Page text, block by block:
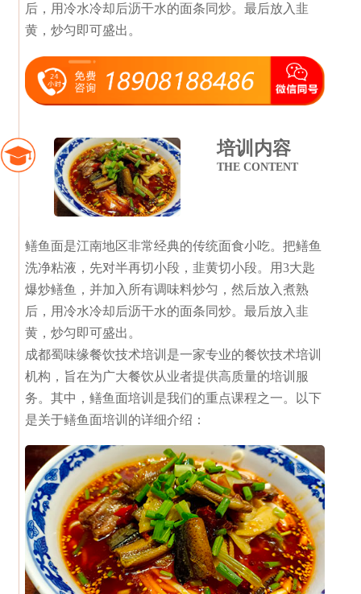
后，用冷水冷却后沥干水的面条同炒。最后放入韭
黄，炒匀即可盛出。
培训内容
THE CONTENT
鳝鱼面是江南地区非常经典的传统面食小吃。把鳝鱼
洗净粘液，先对半再切小段，韭黄切小段。用3大匙
爆炒鳝鱼，并加入所有调味料炒匀，然后放入煮熟
后，用冷水冷却后沥干水的面条同炒。最后放入韭
黄，炒匀即可盛出。
成都蜀味缘餐饮技术培训是一家专业的餐饮技术培训
机构，旨在为广大餐饮从业者提供高质量的培训服
务。其中，鳝鱼面培训是我们的重点课程之一。以下
是关于鳝鱼面培训的详细介绍：